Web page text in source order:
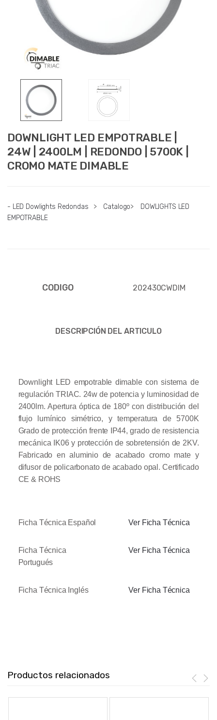
DOWNLIGHT LED EMPOTRABLE |
24W | 2400LM | REDONDO | 5700K |
CROMO MATE DIMABLE
- LED Dowlights Redondas > Catalogo>
DOWLIGHTS LED
EMPOTRABLE
CODIGO 202430CWDIM
DESCRIPCIÓN DEL ARTICULO
Downlight LED empotrable dimable con sistema de
regulación TRIAC. 24w de potencia y luminosidad de
2400lm. Apertura óptica de 180º con distribución del
flujo lumínico simétrico, y temperatura de 5700K
Grado de protección frente IP44, grado de resistencia
mecánica IK06 y protección de sobretensión de 2KV.
Fabricado en aluminio de acabado cromo mate y
difusor de policarbonato de acabado opal.Certificado
CE & ROHS
Ficha Técnica Español Ver Ficha Técnica
Ficha Técnica
Portugués
Ver Ficha Técnica
Ficha Técnica Inglés Ver Ficha Técnica
Productos relacionados